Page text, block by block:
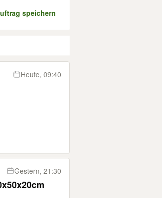
speichern
Heute, 09:40
Gestern, 21:30